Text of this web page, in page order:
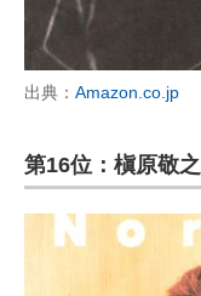
出典： Amazon.co.jp
第16位：槇原敬之